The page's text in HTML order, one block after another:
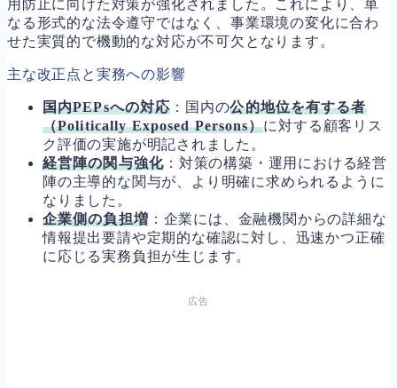
用防止に向けた対策が強化されました。これにより、単
なる形式的な法令遵守ではなく、事業環境の変化に合わ
せた実質的で機動的な対応が不可欠となります。
主な改正点と実務への影響
国内PEPsへの対応 ：国内の公的地位を有する者
（Politically Exposed Persons）に対する顧客リス
ク評価の実施が明記されました。
経営陣の関与強化：対策の構築・運用における経営
陣の主導的な関与が、より明確に求められるように
なりました。
企業側の負担増：企業には、金融機関からの詳細な
情報提出要請や定期的な確認に対し、迅速かつ正確
に応じる実務負担が生じます。
広告